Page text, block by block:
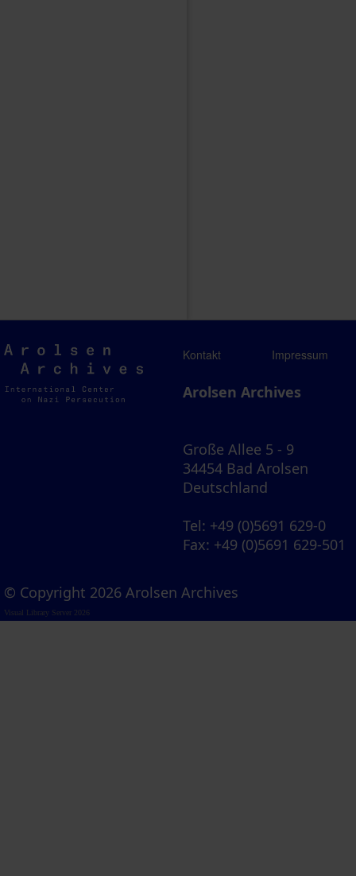
Arolsen
Archives
Kontakt Impressum
Arolsen Archives
Große Allee 5 - 9
34454 Bad Arolsen
Deutschland
Tel: +49 (0)5691 629-0
Fax: +49 (0)5691 629-501
© Copyright 2026 Arolsen Archives
Visual Library Server 2026